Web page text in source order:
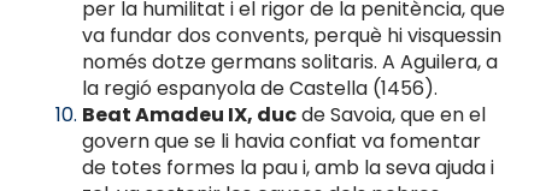
per la humilitat i el rigor de la penitència, que
va fundar dos convents, perquè hi visquessin
només dotze germans solitaris. A Aguilera, a
la regió espanyola de Castella (1456).
Beat Amadeu IX, ducde Savoia, que en el
govern que se li havia confiat va fomentar
de totes formes la pau i, amb la seva ajuda i